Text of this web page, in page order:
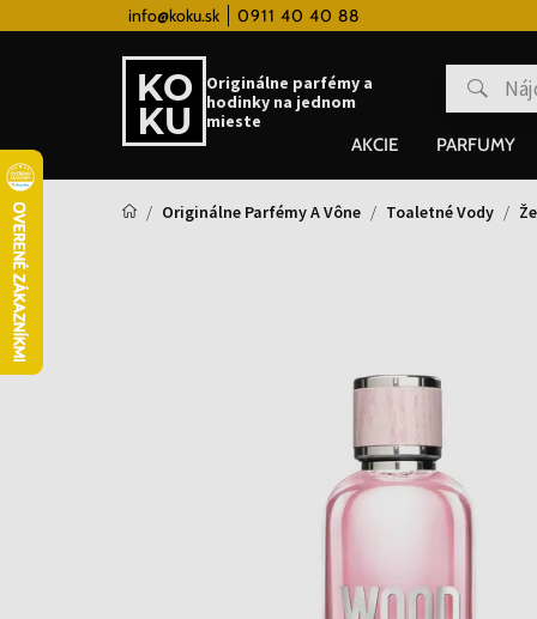
info@koku.sk 0911 40 40 88Vernostný systém
Originálne parfémy a
hodinky na jednom
mieste
AKCIE PARFUMY
Originálne Parfémy A Vône Toaletné Vody